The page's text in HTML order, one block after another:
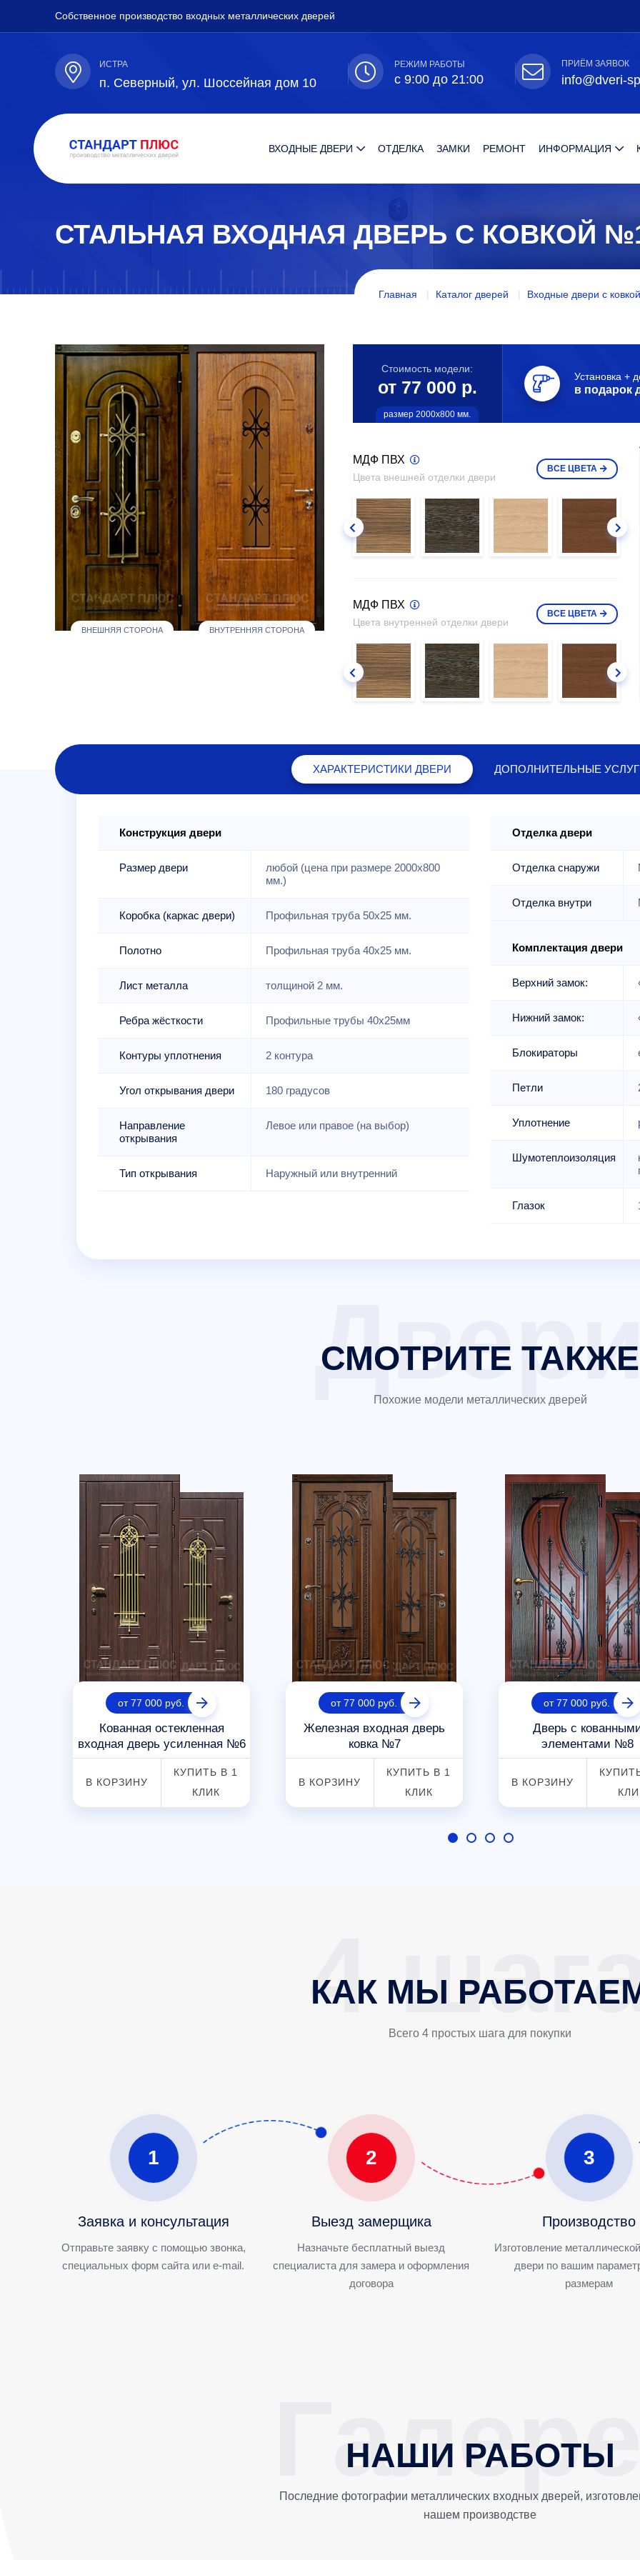
Собственное производство входных металлических дверей
ИСТРА
п. Северный, ул. Шоссейная дом 10
РЕЖИМ РАБОТЫ
с 9:00 до 21:00
ПРИЁМ ЗАЯВОК
info@dveri-
ВХОДНЫЕ ДВЕРИ ОТДЕЛКА ЗАМКИ РЕМОНТ ИНФОРМАЦИЯ
СТАЛЬНАЯ ВХОДНАЯ ДВЕРЬ С КОВКОЙ
Главная Каталог дверей Входные двери с
ВНЕШНЯЯ СТОРОНА ВНУТРЕННЯЯ СТОРОНА
Стоимость модели:
от 77 000 р.
размер 2000х800 мм.
Установка +
в подарок
МДФ ПВХ
Цвета внешней отделки двери
ВСЕ ЦВЕТА
МДФ ПВХ
Цвета внутренней отделки двери
ВСЕ ЦВЕТА
ХАРАКТЕРИСТИКИ ДВЕРИ ДОПОЛНИТЕЛЬНЫЕ
Конструкция двери
Размер двери
любой (цена при размере 2000x800
мм.)
Коробка (каркас двери) Профильная труба 50х25 мм.
Полотно Профильная труба 40х25 мм.
Лист металла толщиной 2 мм.
Ребра жёсткости Профильные трубы 40х25мм
Контуры уплотнения 2 контура
Угол открывания двери 180 градусов
Направление
открывания
Левое или правое (на выбор)
Тип открывания Наружный или внутренний
Отделка двери
Отделка снаружи
Отделка внутри
Комплектация двери
Верхний замок:
Нижний замок:
Блокираторы
Петли
Уплотнение
Шумотеплоизоляция
Глазок
СМОТРИТЕ ТАКЖЕ
Похожие модели металлических дверей
от 77 000 руб.
Кованная остекленная
входная дверь усиленная №6
В КОРЗИНУ
КУПИТЬ В 1
КЛИК
от 77 000 руб.
Железная входная дверь
ковка №7
В КОРЗИНУ
КУПИТЬ В 1
КЛИК
от 77 000 руб.
Дверь с
элементами №8
В КОРЗИНУ
КАК МЫ
Всего 4 простых шага для покупки
1
Заявка и консультация
Отправьте заявку с помощью звонка,
специальных форм сайта или e-mail.
2
Выезд замерщика
Назначьте бесплатный выезд
специалиста для замера и оформления
договора
3
Производство
Изготовление
двери по вашим
размерам
НАШИ РАБОТЫ
Последние фотографии металлических входных дверей,
нашем производстве